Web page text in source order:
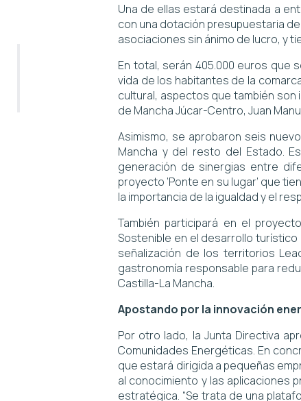
Una de ellas estará destinada a
con una dotación presupuestaria
asociaciones sin ánimo de lucro, y
En total, serán 405.000 euros que
vida de los habitantes de la
cultural, aspectos que también son
de Mancha Júcar-Centro, Juan
Asimismo, se aprobaron seis
Mancha y del resto del Estado.
generación de sinergias entre
proyecto ‘Ponte en su lugar’ que
la importancia de la igualdad y el
También participará en el
Sostenible en el desarrollo
señalización de los territorios
gastronomía responsable para
Castilla-La Mancha.
Apostando por la innovación
Por otro lado, la Junta Directiva
Comunidades Energéticas. En
que estará dirigida a pequeñas
al conocimiento y las aplicaciones
estratégica. “Se trata de una